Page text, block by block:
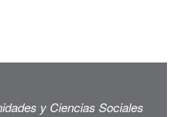
y Ciencias Sociales